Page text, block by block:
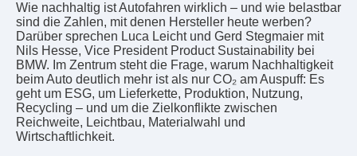
Wie nachhaltig ist Autofahren wirklich – und wie belastbar
sind die Zahlen, mit denen Hersteller heute werben?
Darüber sprechen Luca Leicht und Gerd Stegmaier mit
Nils Hesse, Vice President Product Sustainability bei
BMW. Im Zentrum steht die Frage, warum Nachhaltigkeit
beim Auto deutlich mehr ist als nur CO₂ am Auspuff: Es
geht um ESG, um Lieferkette, Produktion, Nutzung,
Recycling – und um die Zielkonflikte zwischen
Reichweite, Leichtbau, Materialwahl und
Wirtschaftlichkeit.